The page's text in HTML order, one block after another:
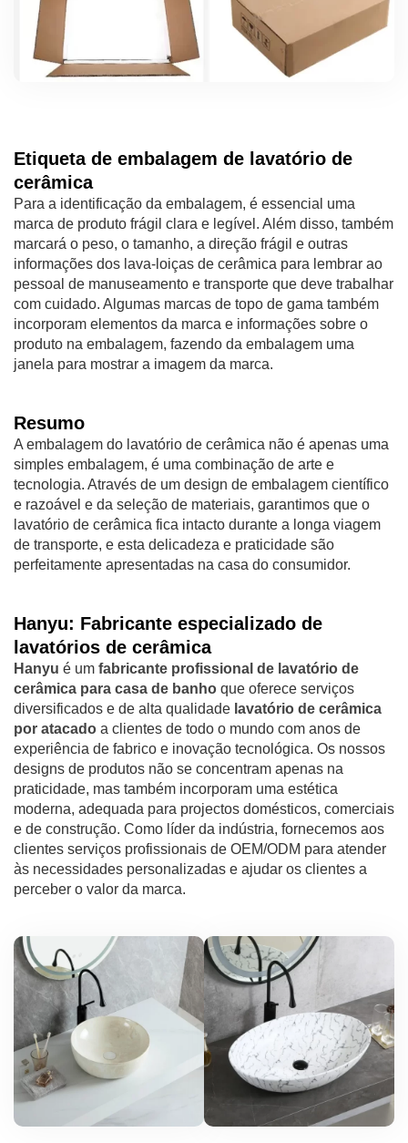
Etiqueta de embalagem de lavatório de
cerâmica
Para a identificação da embalagem, é essencial uma
marca de produto frágil clara e legível. Além disso, também
marcará o peso, o tamanho, a direção frágil e outras
informações dos lava-loiças de cerâmica para lembrar ao
pessoal de manuseamento e transporte que deve trabalhar
com cuidado. Algumas marcas de topo de gama também
incorporam elementos da marca e informações sobre o
produto na embalagem, fazendo da embalagem uma
janela para mostrar a imagem da marca.
Resumo
A embalagem do lavatório de cerâmica não é apenas uma
simples embalagem, é uma combinação de arte e
tecnologia. Através de um design de embalagem científico
e razoável e da seleção de materiais, garantimos que o
lavatório de cerâmica fica intacto durante a longa viagem
de transporte, e esta delicadeza e praticidade são
perfeitamente apresentadas na casa do consumidor.
Hanyu: Fabricante especializado de
lavatórios de cerâmica
Hanyu é um fabricante profissional de lavatório de
cerâmica para casa de banho que oferece serviços
diversificados e de alta qualidade lavatório de cerâmica
por atacado a clientes de todo o mundo com anos de
experiência de fabrico e inovação tecnológica. Os nossos
designs de produtos não se concentram apenas na
praticidade, mas também incorporam uma estética
moderna, adequada para projectos domésticos, comerciais
e de construção. Como líder da indústria, fornecemos aos
clientes serviços profissionais de OEM/ODM para atender
às necessidades personalizadas e ajudar os clientes a
perceber o valor da marca.